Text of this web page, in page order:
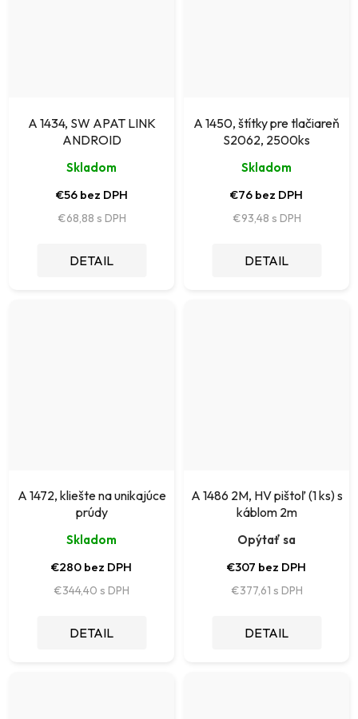
A 1434, SW APAT LINK
ANDROID
Skladom
€56 bez DPH
€68,88
DETAIL
A 1450, štítky pre tlačiareň
S2062, 2500ks
Skladom
€76 bez DPH
€93,48
DETAIL
A 1472, kliešte na unikajúce
prúdy
Skladom
€280 bez DPH
€344,40
DETAIL
A 1486 2M, HV pištoľ (1 ks) s
káblom 2m
Opýtať sa
€307 bez DPH
€377,61
DETAIL